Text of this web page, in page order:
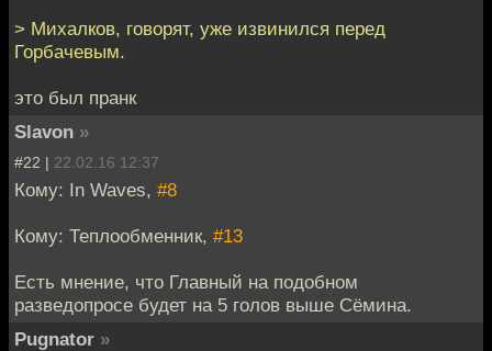
> Михалков, говорят, уже извинился перед
Горбачевым.
это был пранк
Slavon »
#22 | 22.02.16 12:37
Кому: In Waves, #8
Кому: Теплообменник, #13
Есть мнение, что Главный на подобном
разведопросе будет на 5 голов выше Сёмина.
Pugnator »